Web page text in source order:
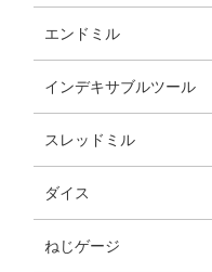
エンドミル
インデキサブルツール
スレッドミル
ダイス
ねじゲージ